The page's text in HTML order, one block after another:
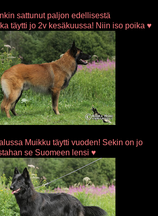
sattunut paljon edellisestä
täytti jo 2v kesäkuussa! Niin iso poika ♥
Muikku täytti vuoden! Sekin on jo
se Suomeen lensi ♥